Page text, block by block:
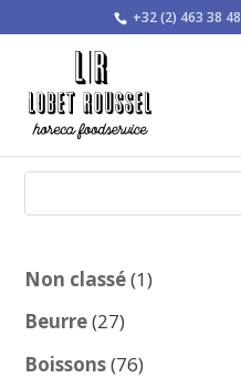
+32 (2) 463 38 48
Non classé 11
Beurre 2727
produits
Boissons 7676